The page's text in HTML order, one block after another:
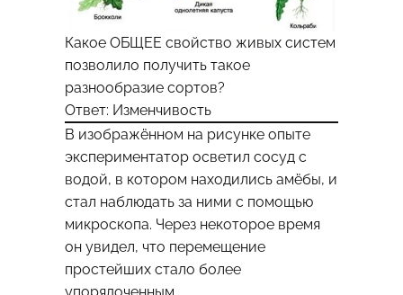
Какое ОБЩЕЕ свойство живых систем
позволило получить такое
разнообразие сортов?
Ответ: Изменчивость
В изображённом на рисунке опыте
экспериментатор осветил сосуд с
водой, в котором находились амёбы, и
стал наблюдать за ними с помощью
микроскопа. Через некоторое время
он увидел, что перемещение
простейших стало более
упорядоченным.